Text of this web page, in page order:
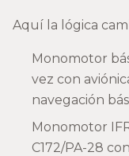
Aquí la lógica
Monomotor
vez con
navegación
Monomotor
C172/PA-28